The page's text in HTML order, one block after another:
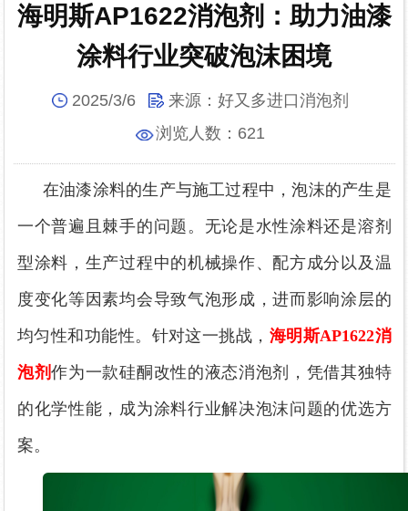
海明斯AP1622消泡剂：助力油漆
涂料行业突破泡沫困境
2025/3/6 来源：好又多进口消泡剂
浏览人数： 621
在油漆涂料的生产与施工过程中，泡沫的产生是
一个普遍且棘手的问题。无论是水性涂料还是溶剂
型涂料，生产过程中的机械操作、配方成分以及温
度变化等因素均会导致气泡形成，进而影响涂层的
均匀性和功能性。针对这一挑战， 海明斯AP1622消
泡剂作为一款硅酮改性的液态消泡剂，凭借其独特
的化学性能，成为涂料行业解决泡沫问题的优选方
案。